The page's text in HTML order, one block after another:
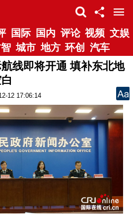
国际 国内 评论 视频 文娱
城市 地方 环创 汽车
线即将开通 填补东北地
12 17:06:14